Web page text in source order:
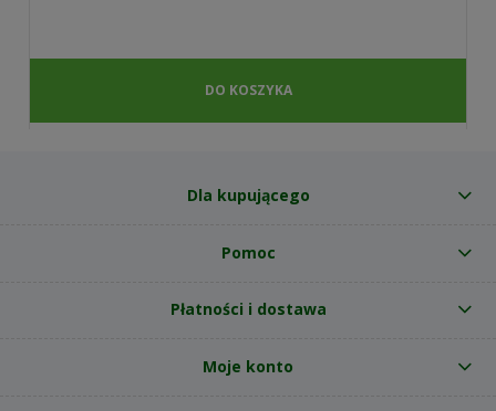
DO KOSZYKA
Dla kupującego
Pomoc
Płatności i dostawa
Moje konto